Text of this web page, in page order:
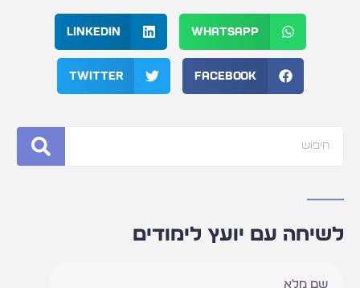
WhatsApp
LinkedIn
Facebook
Twitter
לשיחה עם יועץ לימודים